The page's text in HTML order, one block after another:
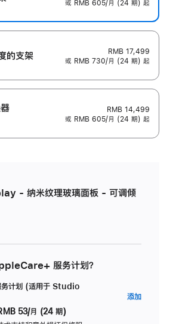
或 RMB 605/月 (24 期) 起
的支‍架
RMB 17,499
或 RMB 730/月 (24 期) 起
RMB 14,499
或 RMB 605/月 (24 期) 起
- 纳米纹理玻璃面板 - 可调倾
服务计划？
计划 (适用于 Studio
53/月 (24 期)
添加